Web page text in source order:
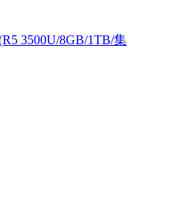
3500U/8GB/1TB/集